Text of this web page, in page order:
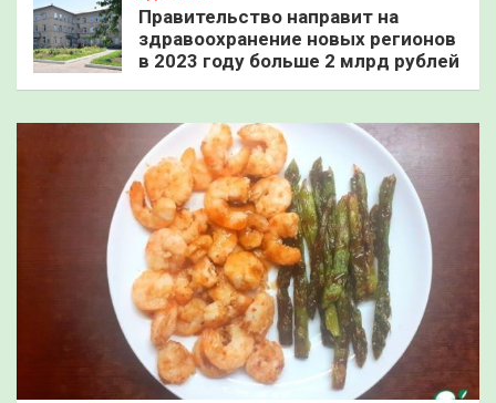
Правительство направит на
здравоохранение новых регионов
в 2023 году больше 2 млрд рублей